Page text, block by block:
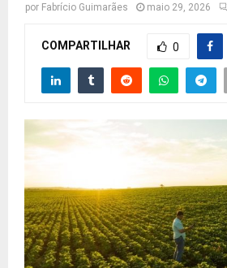
por Fabrício Guimarães maio 29, 2026
COMPARTILHAR 0